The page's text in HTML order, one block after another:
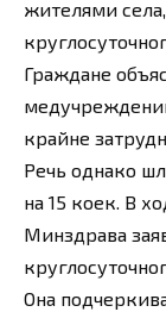
жителями
Граждане
крайне
Речь однако
на 15 коек. В
Минздрава
Она